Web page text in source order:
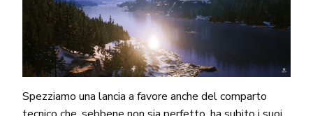
Spezziamo una lancia a favore anche del comparto